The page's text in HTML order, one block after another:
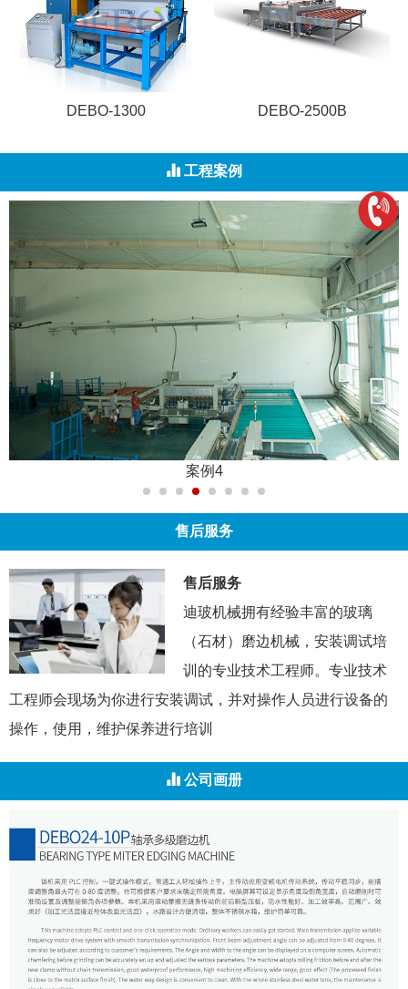
DEBO-1300 DEBO-2500B
工程案例
案例4
售后服务
售后服务
迪玻机械拥有经验丰富的玻璃
（石材）磨边机械，安装调试培
训的专业技术工程师。专业技术
工程师会现场为你进行安装调试，并对操作人员进行设备的
操作，使用，维护保养进行培训
公司画册